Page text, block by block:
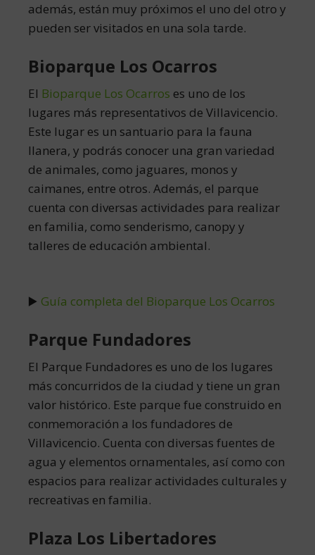
además, están muy próximos el uno del otro y
pueden ser visitados en una sola tarde.
Bioparque Los Ocarros
El Bioparque Los Ocarros es uno de los
lugares más representativos de Villavicencio.
Este lugar es un santuario para la fauna
llanera, y podrás conocer una gran variedad
de animales, como jaguares, monos y
caimanes, entre otros. Además, el parque
cuenta con diversas actividades para realizar
en familia, como senderismo, canopy y
talleres de educación ambiental.
▶️ Guía completa del Bioparque Los Ocarros
Parque Fundadores
El Parque Fundadores es uno de los lugares
más concurridos de la ciudad y tiene un gran
valor histórico. Este parque fue construido en
conmemoración a los fundadores de
Villavicencio. Cuenta con diversas fuentes de
agua y elementos ornamentales, así como con
espacios para realizar actividades culturales y
recreativas en familia.
Plaza Los Libertadores